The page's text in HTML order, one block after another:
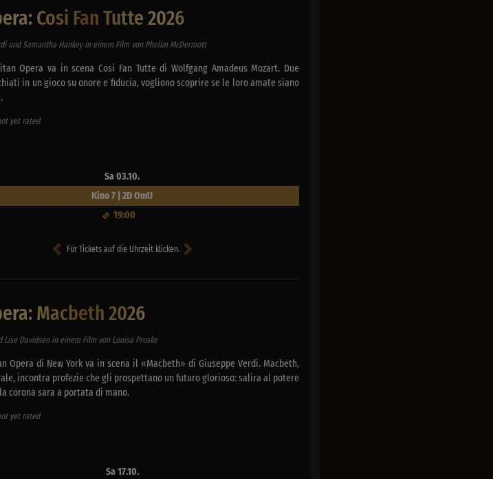
Cosi Fan Tutte 2026
und Samantha Hankey in einem Film von Phelim McDermott
Opera va in scena Cosi Fan Tutte di Wolfgang Amadeus Mozart. Due
in un gioco su onore e fiducia, vogliono scoprire se le loro amate siano
yet rated
Sa 03.10.
Kino 7 | 2D OmU
19:00
Für Tickets auf die Uhrzeit klicken.
Macbeth 2026
Lise Davidsen in einem Film von Louisa Proske
Opera di New York va in scena il «Macbeth» di Giuseppe Verdi. Macbeth,
incontra profezie che gli prospettano un futuro glorioso: salira al potere
corona sara a portata di mano.
yet rated
Sa 17.10.